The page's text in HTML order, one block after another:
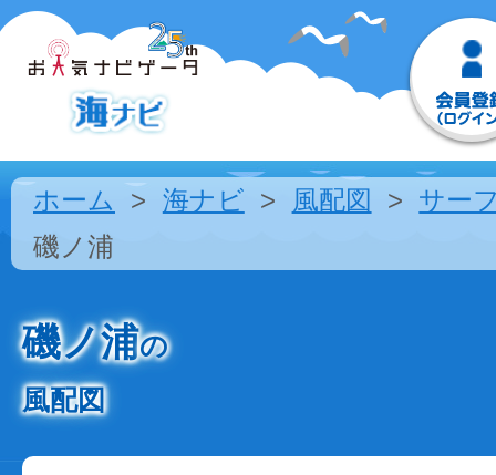
ホーム 海ナビ 風配図
サー
磯ノ浦
磯ノ浦の
風配図